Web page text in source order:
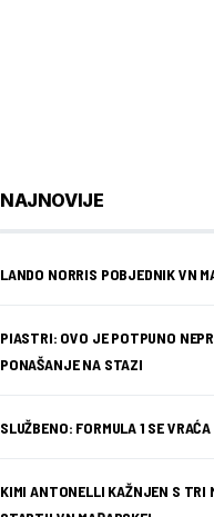
NAJNOVIJE
LANDO NORRIS POBJEDNIK VN
PIASTRI: OVO JE POTPUNO
PONAŠANJE NA STAZI
SLUŽBENO: FORMULA 1 SE
KIMI ANTONELLI KAŽNJEN S TRI